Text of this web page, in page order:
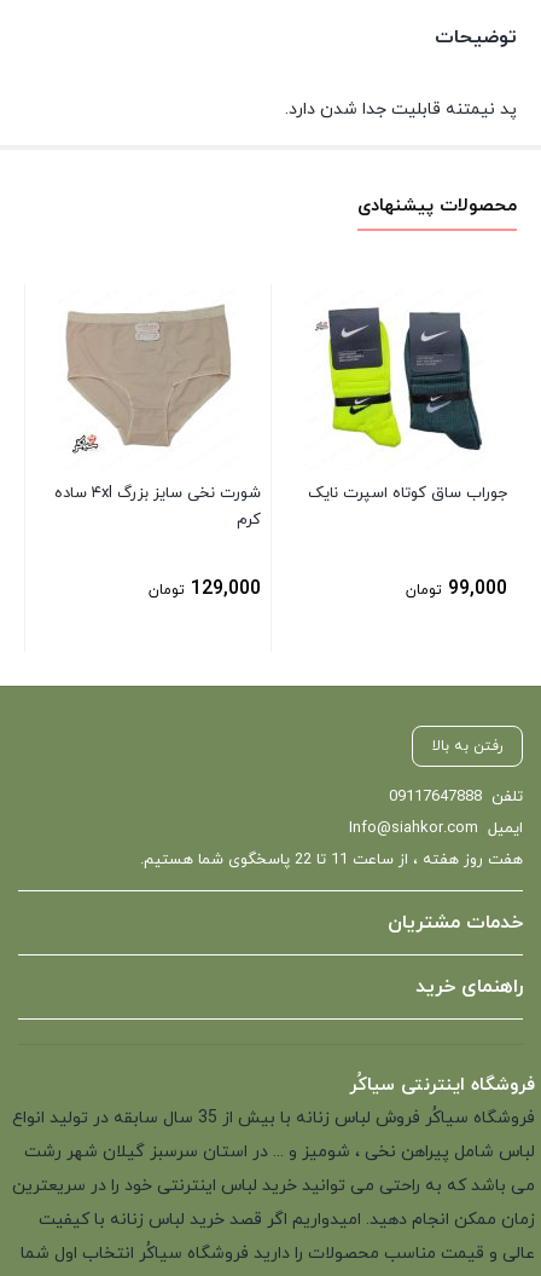
توضیحات
پد نیمتنه قابلیت جدا شدن دارد.
محصولات پیشنهادی
جوراب ساق کوتاه اسپرت نایک
99,000 تومان
شورت نخی سایز بزرگ ۴xl ساده
کرم
129,000 تومان
رفتن به بالا
تلفن 09117647888
ایمیل Info@siahkor.com
هفت روز هفته ، از ساعت 11 تا 22 پاسخگوی شما هستیم.
خدمات مشتریان
راهنمای خرید
فروشگاه اینترنتی سیاکُر
فروشگاه سیاکُر فروش لباس زنانه با بیش از 35 سال سابقه در تولید انواع
لباس شامل پیراهن نخی ، شومیز و ... در استان سرسبز گیلان شهر رشت
می باشد که به راحتی می توانید خرید لباس اینترنتی خود را در سریعترین
زمان ممکن انجام دهید. امیدواریم اگر قصد خرید لباس زنانه با کیفیت
عالی و قیمت مناسب محصولات را دارید فروشگاه سیاکُر انتخاب اول شما